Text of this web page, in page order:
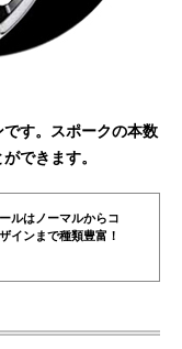
す。スポークの本数
できます。
ルはノーマルからコ
インまで種類豊富！